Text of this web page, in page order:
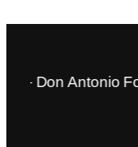
– Don Antonio